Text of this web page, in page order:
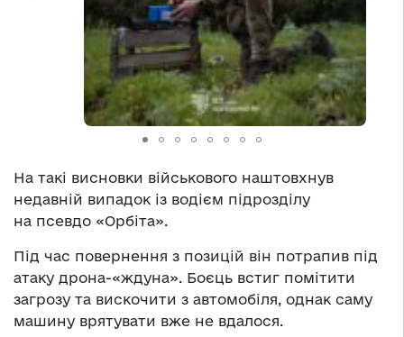
На такі висновки військового наштовхнув
недавній випадок із водієм підрозділу
на псевдо «Орбіта».
Під час повернення з позицій він потрапив під
атаку дрона-«ждуна». Боєць встиг помітити
загрозу та вискочити з автомобіля, однак саму
машину врятувати вже не вдалося.